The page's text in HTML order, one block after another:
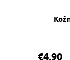
€4,90